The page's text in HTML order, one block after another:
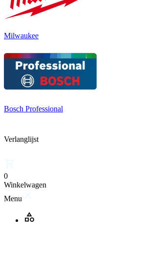
Milwaukee
Bosch Professional
Verlanglijst
0
Winkelwagen
Menu